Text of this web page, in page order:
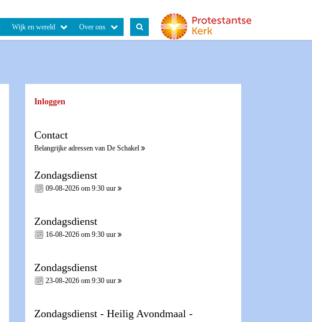
Wijk en wereld Over ons
Inloggen
Contact
Belangrijke adressen van De Schakel
Zondagsdienst
09-08-2026 om 9:30 uur
Zondagsdienst
16-08-2026 om 9:30 uur
Zondagsdienst
23-08-2026 om 9:30 uur
Zondagsdienst - Heilig Avondmaal -